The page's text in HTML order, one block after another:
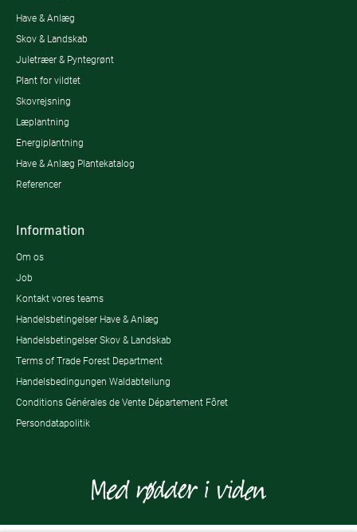
Have & Anlæg
Skov & Landskab
Juletræer & Pyntegrønt
Plant for vildtet
Skovrejsning
Læplantning
Energiplantning
Have & Anlæg Plantekatalog
Referencer
Information
Om os
Job
Kontakt vores teams
Handelsbetingelser Have & Anlæg
Handelsbetingelser Skov & Landskab
Terms of Trade Forest Department
Handelsbedingungen Waldabteilung
Conditions Générales de Vente Département Fôret
Persondatapolitik